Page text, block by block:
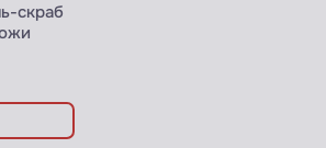
скраб